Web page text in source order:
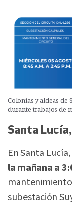
Colonias y aldeas de
durante trabajos de
Santa
En Santa
la mañana a
subestación